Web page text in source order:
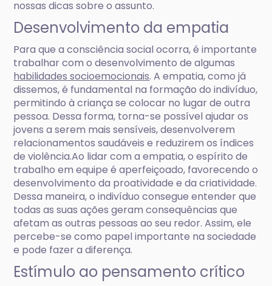
nossas dicas sobre o assunto.
Desenvolvimento da empatia
Para que a consciência social ocorra, é importante
trabalhar com o desenvolvimento de algumas
habilidades socioemocionais. A empatia, como já
dissemos, é fundamental na formação do indivíduo,
permitindo à criança se colocar no lugar de outra
pessoa. Dessa forma, torna-se possível ajudar os
jovens a serem mais sensíveis, desenvolverem
relacionamentos saudáveis e reduzirem os índices
de violência.Ao lidar com a empatia, o espírito de
trabalho em equipe é aperfeiçoado, favorecendo o
desenvolvimento da proatividade e da criatividade.
Dessa maneira, o indivíduo consegue entender que
todas as suas ações geram consequências que
afetam as outras pessoas ao seu redor. Assim, ele
percebe-se como papel importante na sociedade
e pode fazer a diferença.
Estímulo ao pensamento crítico